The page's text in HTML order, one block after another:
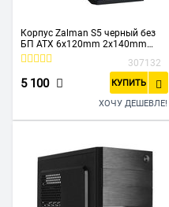
Корпус Zalman S5 черный без
БП ATX 6x120mm 2x140mm
2xUSB2.0 1xUSB3.0 audio bott
307132
5 100 КУПИТЬ
ХОЧУ ДЕШЕВЛЕ!